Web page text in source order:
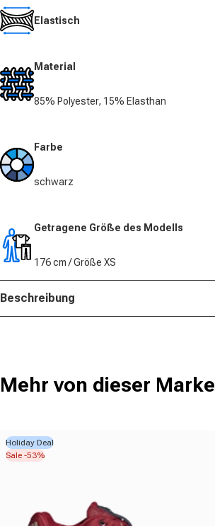
Elastisch
Material
85% Polyester, 15% Elasthan
Farbe
schwarz
Getragene Größe des Modells
176 cm / Größe XS
Beschreibung
Mehr von dieser Marke
Holiday Deal
Sale -53%